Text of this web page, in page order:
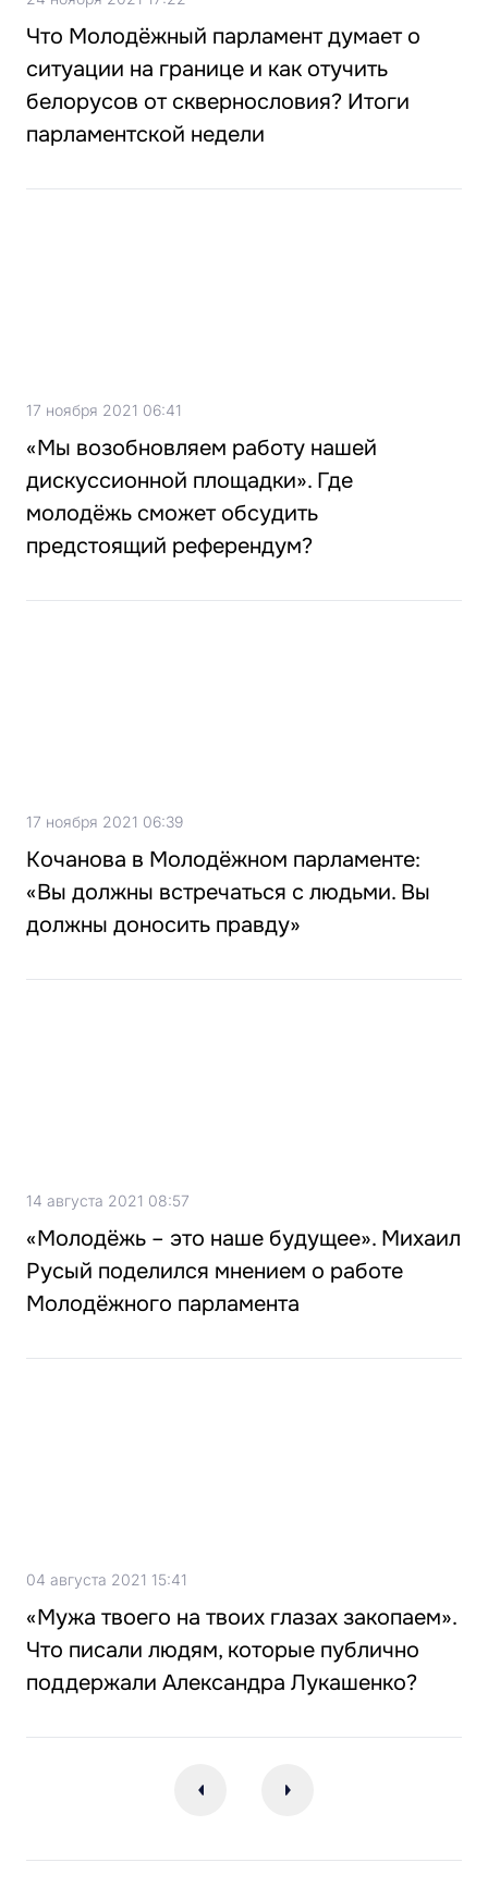
Что Молодёжный парламент думает о
ситуации на границе и как отучить
белорусов от сквернословия? Итоги
парламентской недели
17 ноября 2021 06:41
«Мы возобновляем работу нашей
дискуссионной площадки». Где
молодёжь сможет обсудить
предстоящий референдум?
17 ноября 2021 06:39
Кочанова в Молодёжном парламенте:
«Вы должны встречаться с людьми. Вы
должны доносить правду»
14 августа 2021 08:57
«Молодёжь – это наше будущее». Михаил
Русый поделился мнением о работе
Молодёжного парламента
04 августа 2021 15:41
«Мужа твоего на твоих глазах закопаем».
Что писали людям, которые публично
поддержали Александра Лукашенко?